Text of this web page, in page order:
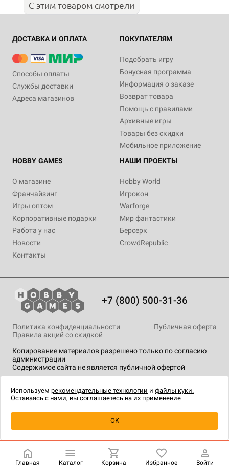
Уведомить о наличии
С этим товаром смотрели
ДОСТАВКА И ОПЛАТА
Способы оплаты
Службы доставки
Адреса магазинов
ПОКУПАТЕЛЯМ
Подобрать игру
Бонусная программа
Информация о заказе
Возврат товара
Помощь с правилами
Архивные игры
Товары без скидки
Мобильное приложение
HOBBY GAMES
О магазине
Франчайзинг
Игры оптом
Корпоративные подарки
Работа у нас
Новости
Контакты
НАШИ ПРОЕКТЫ
Hobby World
Игрокон
Warforge
Мир фантастики
Берсерк
CrowdRepublic
+7 (800) 500-31-36
Копирование материалов разрешено только по согласию
администрации
Содержимое сайта не является публичной офертой
Политика конфиденциальности
Публичная оферта
Правила акций со скидкой
технологии.
Главная Каталог Корзина Избранное Войти
Используем рекомендательные технологии и файлы куки.
Оставаясь с нами, вы соглашаетесь на их применение
OK